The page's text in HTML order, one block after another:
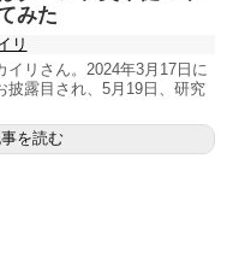
みた
リ
イリさん。2024年3月17日に
披露目され、5月19日、研究
を読む